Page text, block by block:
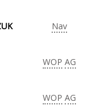
Nav
WOP AG
WOP AG